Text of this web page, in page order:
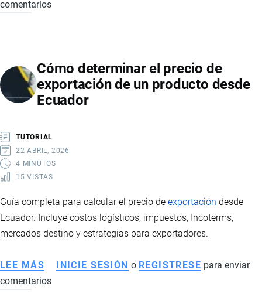
ECUADOR
MUNDIAL
EN
EXPORTACIÓN
PRODUCTOS
DEL
comentarios
Cómo determinar el precio de
exportación de un producto desde
Ecuador
TUTORIAL
22 ABRIL, 2026
4 MINUTOS
15 VISTAS
Guía completa para calcular el precio de exportación desde
Ecuador. Incluye costos logísticos, impuestos, Incoterms,
mercados destino y estrategias para exportadores.
LEE MÁS SOBRE
CÓMO
INICIE SESIÓN o REGISTRESE para enviar
comentarios